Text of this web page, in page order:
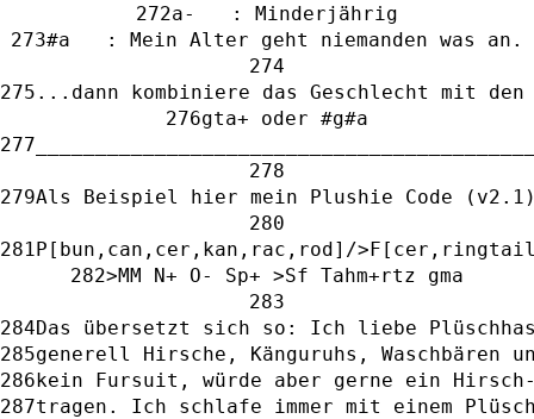
a-   : Minderjährig
#a   : Mein Alter geht niemanden was an.
...dann kombiniere das Geschlecht mit
gta+ oder #g#a
Als Beispiel hier mein Plushie Code
P[bun,can,cer,kan,rac,rod]/
>MM N+ O- Sp+ >Sf Tahm+rtz gma
Das übersetzt sich so: Ich liebe
generell Hirsche, Känguruhs, Waschbären
kein Fursuit, würde aber gerne ein
tragen. Ich schlafe immer mit einem